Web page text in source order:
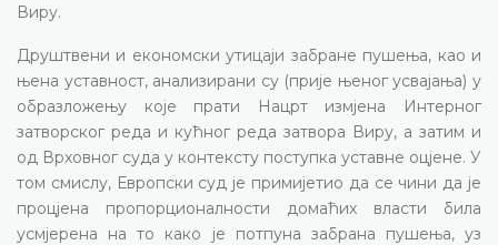
Виру.
Друштвени и економски утицаји забране пушења, као и
њена уставност, анализирани су (прије њеног усвајања) у
образложењу које прати Нацрт измјена Интерног
затворског реда и кућног реда затвора Виру, а затим и
од Врховног суда у контексту поступка уставне оцјене. У
том смислу, Европски суд је примијетио да се чини да је
процјена пропорционалности домаћих власти била
усмјерена на то како је потпуна забрана пушења, уз